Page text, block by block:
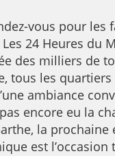
vous pour les
24 Heures du
des milliers de
tous les
ambiance
encore eu la
la prochaine
est l’occasion